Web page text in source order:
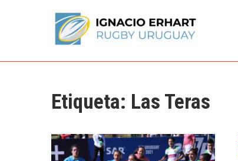
Ignacio Erhart
Rugby Uruguay
Etiqueta: Las Teras